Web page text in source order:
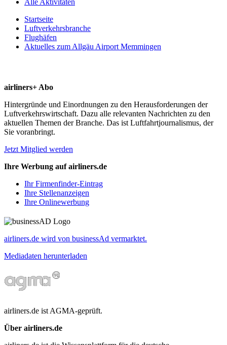
Startseite
Luftverkehrsbranche
Flughäfen
Aktuelles zum Allgäu Airport Memmingen
airliners+ Abo
Hintergründe und Einordnungen zu den Herausforderungen der
Luftverkehrswirtschaft. Dazu alle relevanten Nachrichten zu den
aktuellen Themen der Branche. Das ist Luftfahrtjournalismus, der
Sie voranbringt.
Jetzt Mitglied werden
Ihre Werbung auf airliners.de
Ihr Firmenfinder-Eintrag
Ihre Stellenanzeigen
Ihre Onlinewerbung
airliners.de wird von businessAd vermarktet.
Mediadaten herunterladen
airliners.de ist AGMA-geprüft.
Über airliners.de